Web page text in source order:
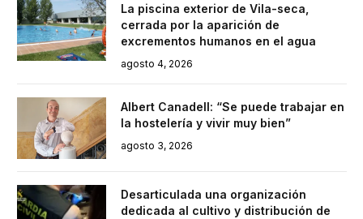
La piscina exterior de Vila-seca,
cerrada por la aparición de
excrementos humanos en el agua
agosto 4, 2026
Albert Canadell: “Se puede trabajar en
la hostelería y vivir muy bien”
agosto 3, 2026
Desarticulada una organización
dedicada al cultivo y distribución de